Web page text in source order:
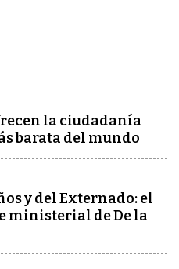
la ciudadanía
barata del mundo
y del Externado: el
ministerial de De la